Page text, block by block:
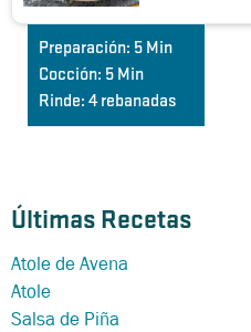
Últimas Recetas
Atole de Avena
Atole
Salsa de Piña
Preparación: 5 Min
Cocción: 5 Min
Rinde: 4 rebanadas